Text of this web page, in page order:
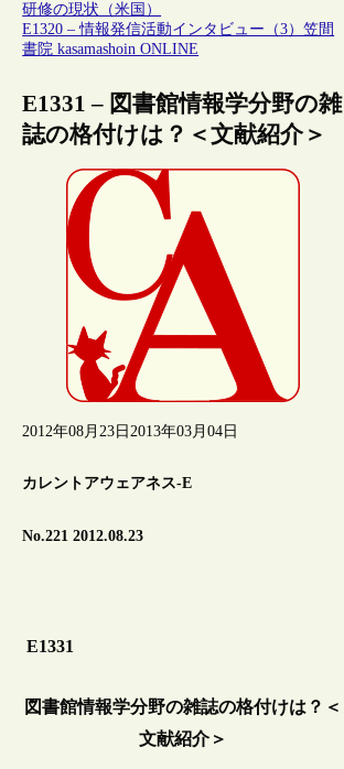
研修の現状（米国）
E1320 – 情報発信活動インタビュー（3）笠間
書院 kasamashoin ONLINE
E1331 – 図書館情報学分野の雑
誌の格付けは？＜文献紹介＞
2012年08月23日 2013年03月04日
カレントアウェアネス-E
No.221 2012.08.23
E1331
図書館情報学分野の雑誌の格付けは？＜
文献紹介＞